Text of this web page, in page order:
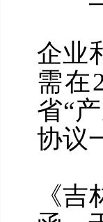
（
企业
需在
省“
协议
（
《